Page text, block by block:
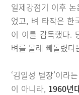
일제강점기 이후
었고, 벼 타작은 한
이 이를 감독했다.
벼를 몰래 빼돌렸다
‘김일성 별장’이라
이 아니라, 1960년